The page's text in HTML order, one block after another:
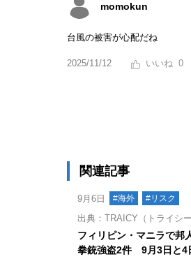
momokun
台風の被害が心配だね
2025/11/12 0
関連記事
9月6日 #海外 #リスク
出典：TRAICY（トライシー
フィリピン・マニラで邦
拳銃強盗2件 9月3日と4